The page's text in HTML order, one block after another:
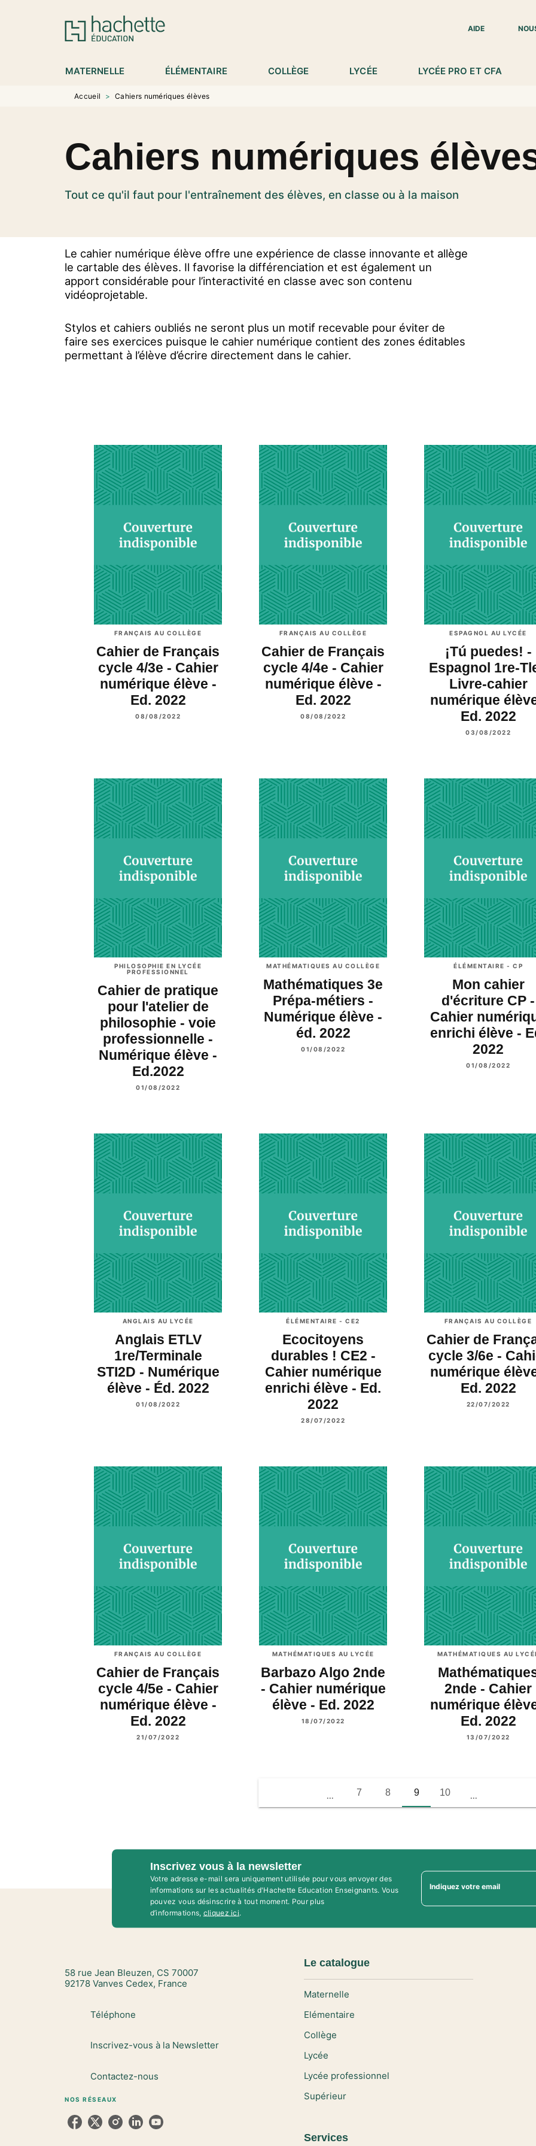
MENU RECHERCHE
AIDE
MATERNELLE ÉLÉMENTAIRE COLLÈGE LYCÉE LYCÉE PRO ET CFA
Accueil > Cahiers numériques élèves
Cahiers numériques
Tout ce qu'il faut pour l'entraînement des élèves, en classe ou à la maison
Le cahier numérique élève offre une expérience de classe innovante et allège
le cartable des élèves. Il favorise la différenciation et est également un
apport considérable pour l’interactivité en classe avec son contenu
vidéoprojetable.
Stylos et cahiers oubliés ne seront plus un motif recevable pour éviter de
faire ses exercices puisque le cahier numérique contient des zones éditables
permettant à l’élève d’écrire directement dans le cahier.
FRANÇAIS AU COLLÈGE
Cahier de Français
cycle 4/3e - Cahier
numérique élève -
Ed. 2022
08/08/2022
FRANÇAIS AU COLLÈGE
Cahier de Français
cycle 4/4e - Cahier
numérique élève -
Ed. 2022
08/08/2022
ESPAGNOL AU LYCÉE
¡Tú puedes! -
Espagnol 1re-
Livre-cahier
numérique
Ed. 2022
03/08/2022
PHILOSOPHIE EN LYCÉE
PROFESSIONNEL
Cahier de pratique
pour l'atelier de
philosophie - voie
professionnelle -
Numérique élève -
Ed.2022
01/08/2022
MATHÉMATIQUES AU COLLÈGE
Mathématiques 3e
Prépa-métiers -
Numérique élève -
éd. 2022
01/08/2022
ÉLÉMENTAIRE - CP
Mon cahier
d'écriture CP -
Cahier
enrichi élève -
2022
01/08/2022
ANGLAIS AU LYCÉE
Anglais ETLV
1re/Terminale
STI2D - Numérique
élève - Éd. 2022
01/08/2022
ÉLÉMENTAIRE - CE2
Ecocitoyens
durables ! CE2 -
Cahier numérique
enrichi élève - Ed.
2022
28/07/2022
FRANÇAIS AU COLLÈGE
Cahier de
cycle 3/6e -
numérique
Ed. 2022
22/07/2022
FRANÇAIS AU COLLÈGE
Cahier de Français
cycle 4/5e - Cahier
numérique élève -
Ed. 2022
21/07/2022
MATHÉMATIQUES AU LYCÉE
Barbazo Algo 2nde
- Cahier numérique
élève - Ed. 2022
18/07/2022
MATHÉMATIQUES AU
2nde - Cahier
numérique
Ed. 2022
13/07/2022
... 7 8 9 10 ...
Inscrivez vous à la newsletter
Votre adresse e-mail sera uniquement utilisée pour vous envoyer des
informations sur les actualités d'Hachette Education Enseignants. Vous
pouvez vous désinscrire à tout moment. Pour plus
d’informations, cliquez ici.
Indiquez votre email
58 rue Jean Bleuzen, CS 70007
92178 Vanves Cedex, France
Téléphone
Inscrivez-vous à la Newsletter
Contactez-nous
NOS RÉSEAUX
Le catalogue
Maternelle
Elémentaire
Collège
Lycée
Lycée professionnel
Supérieur
Services